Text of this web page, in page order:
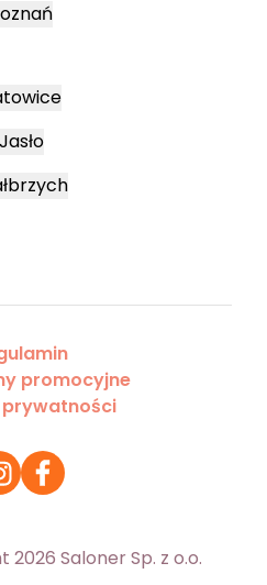
Jasło
promocyjne
2026 Saloner Sp. z o.o.